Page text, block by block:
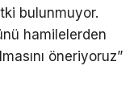
bulunmuyor.
hamilelerden
öneriyoruz”